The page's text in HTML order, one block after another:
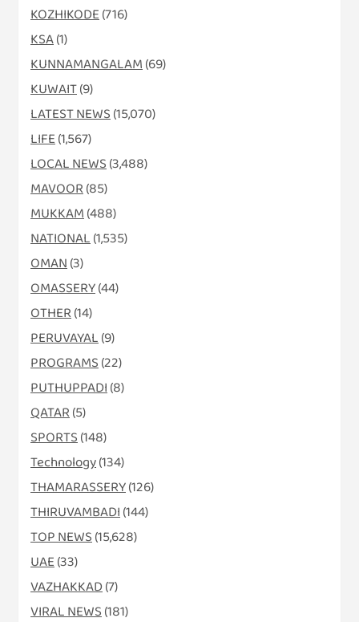
KOZHIKODE(716)
KSA(1)
KUNNAMANGALAM(69)
KUWAIT(9)
LATEST NEWS(15,070)
LIFE(1,567)
LOCAL NEWS(3,488)
MAVOOR(85)
MUKKAM(488)
NATIONAL(1,535)
OMAN(3)
OMASSERY(44)
OTHER(14)
PERUVAYAL(9)
PROGRAMS(22)
PUTHUPPADI(8)
QATAR(5)
SPORTS(148)
Technology(134)
THAMARASSERY(126)
THIRUVAMBADI(144)
TOP NEWS(15,628)
UAE(33)
VAZHAKKAD(7)
VIRAL NEWS(181)